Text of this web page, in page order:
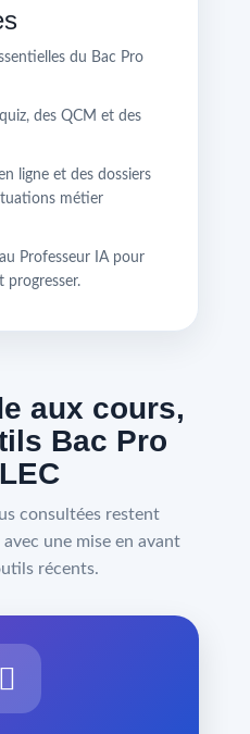
du Bac Pro
des QCM et des
ligne et des dossiers
métier
Professeur IA pour
progresser.
aux cours,
Bac Pro
consultées restent
une mise en avant
récents.